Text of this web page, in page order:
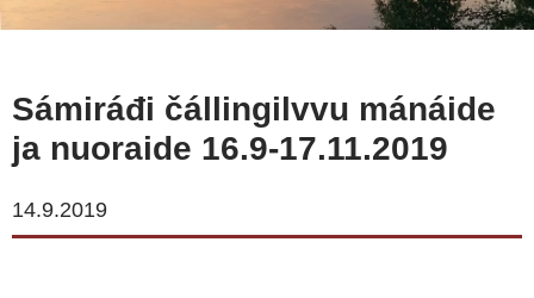
Sámiráđi čállingilvvu mánáide
ja nuoraide 16.9-17.11.2019
14.9.2019